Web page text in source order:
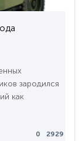
зародился
как
на
0
2929